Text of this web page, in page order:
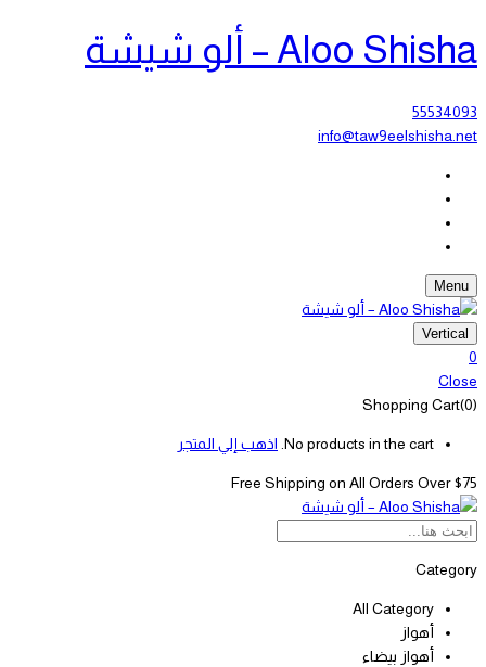
Aloo Shisha – ألو شيشة
55534093
info@taw9eelshisha.net
Menu
Vertical
0
Close
Shopping Cart(0)
No products in the cart. اذهب إلي المتجر
Free Shipping on All Orders Over $75
Category
All Category
أهواز
أهواز بيضاء